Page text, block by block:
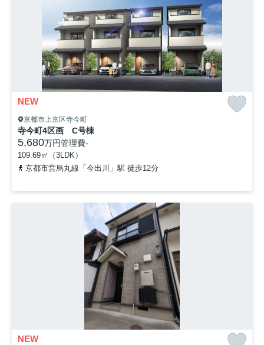
NEW
京都市上京区寺今町
寺今町4区画 C号棟
5,680万円管理費-
109.69㎡（3LDK）
京都市営烏丸線「今出川」駅 徒歩12分
NEW